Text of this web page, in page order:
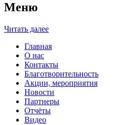
Меню
Читать далее
Главная
О нас
Контакты
Благотворительность
Акции, мероприятия
Новости
Партнеры
Отчёты
Видео